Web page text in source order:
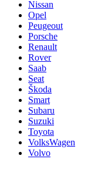
Nissan
Opel
Peugeout
Porsche
Renault
Rover
Saab
Seat
Škoda
Smart
Subaru
Suzuki
Toyota
VolksWagen
Volvo